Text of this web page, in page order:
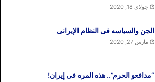
جولای 18, 2020
الجن والسیاسه فی النظام اﻹیرانی
مارس 27, 2020
“مدافعو الحرم”.. هذه المره فی إیران!